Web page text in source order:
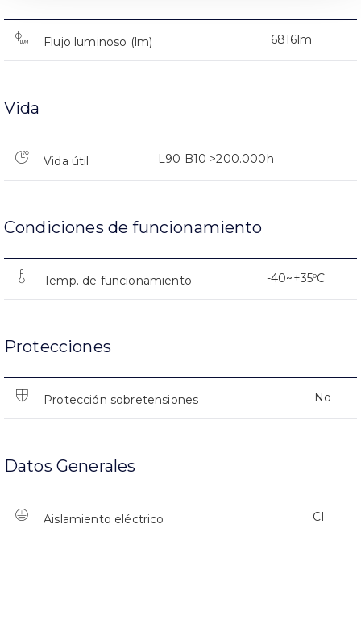
Flujo luminoso (lm) 6816lm
Vida
Vida útil L90 B10 >200.000h
Condiciones de funcionamiento
Temp. de funcionamiento -40~+35ºC
Protecciones
Protección sobretensiones No
Datos Generales
Aislamiento eléctrico CI